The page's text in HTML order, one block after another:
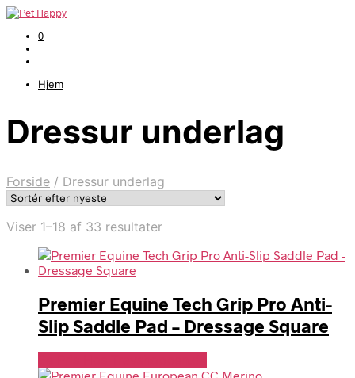
0
Hjem
Dressur underlag
Forside / Dressur underlag
Viser 1–18 af 33 resultaterSorteret
seneste
Premier Equine Tech Grip Pro Anti-
Slip Saddle Pad – Dressage Square